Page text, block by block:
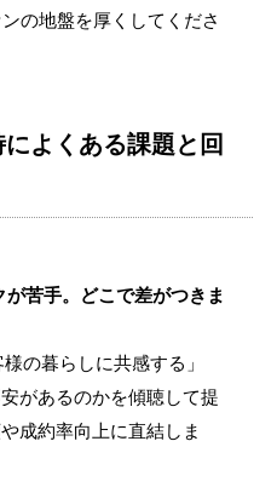
の地盤を厚くしてくださ
よくある課題と回
苦手。どこで差がつきま
の暮らしに共感する」
があるのかを傾聴して提
成約率向上に直結しま